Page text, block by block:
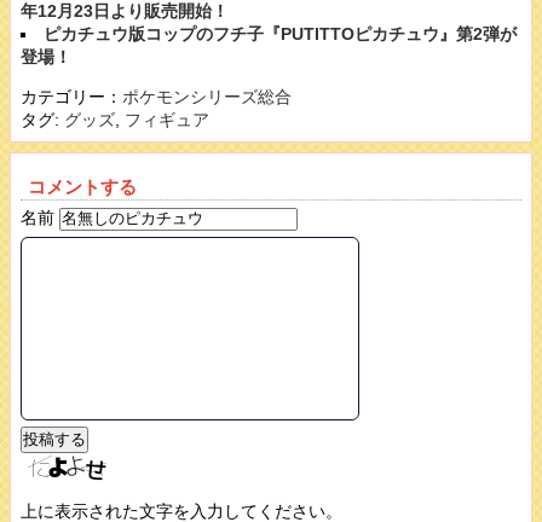
年12月23日より販売開始！
ピカチュウ版コップのフチ子『PUTITTOピカチュウ』第2弾が
登場！
カテゴリー： ポケモンシリーズ総合
タグ: グッズ, フィギュア
コメントする
名前
上に表示された文字を入力してください。